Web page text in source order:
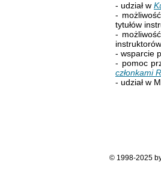
- udział w
-
tytułów
-
- wsparcie
- pomoc
członkami
- udział w
© 1998-2025